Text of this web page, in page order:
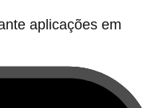
aplicações em